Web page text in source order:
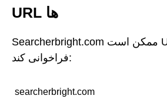
URL ها
Searcherbright.com ممکن است URL های زیر را
فراخوانی کند:
searcherbright.com